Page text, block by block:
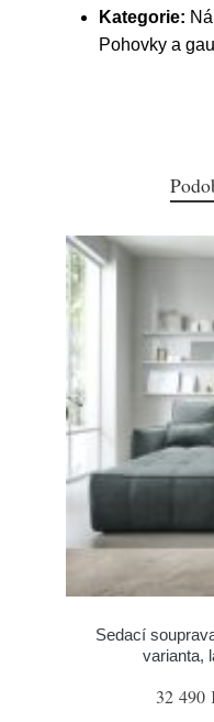
Kategorie:
Pohovky a
Sedací
varianta,
32 490